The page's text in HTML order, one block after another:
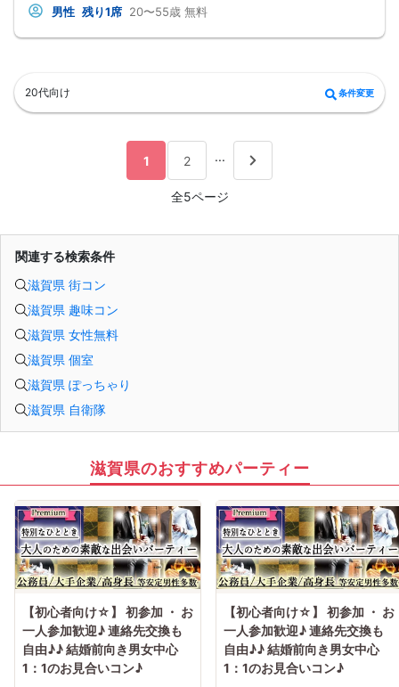
奥手男子に合わない方法です。
なぜなら、趣味や共通の話題などをしても
気づかないうちに「女性の信頼」を失ってしまう。
さらに、出会いの数を増やしても
気になる女性を目の前にすると、
という気持ちが強くなり、
その結果、彼女できるチャンスを
逃している奥手男子がめっちゃ多いからです。
映画に行ったり、旅行に行けるように、
を用意しています！
※講師の急用以外はたとえ参加人数が1人でも
※はじめてセミナーに参加する方も
ビデオオフでも参加OKにしているので
安心してください
男性 残り1席 20〜55歳 無料
20代向け 条件変更
1 2 ...
全5ページ
関連する検索条件
滋賀県 街コン
滋賀県 趣味コン
滋賀県 女性無料
滋賀県 個室
滋賀県 ぽっちゃり
滋賀県 自衛隊
滋賀県のおすすめパーティー
【初心者向け☆】 初参加 ・ お
一人参加歓迎♪ 連絡先交換も
自由♪♪ 結婚前向き男女中心
1：1のお見合いコン♪
【初心者向け☆】 初参加 ・ お
一人参加歓迎♪ 連絡先交換も
自由♪♪ 結婚前向き男女中心
1：1のお見合いコン♪